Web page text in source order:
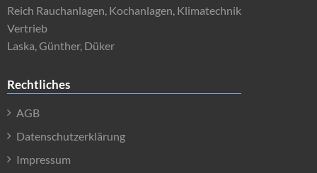
Reich Rauchanlagen, Kochanlagen, Klimatechnik
Vertrieb
Laska, Günther, Düker
Rechtliches
AGB
Datenschutzerklärung
Impressum